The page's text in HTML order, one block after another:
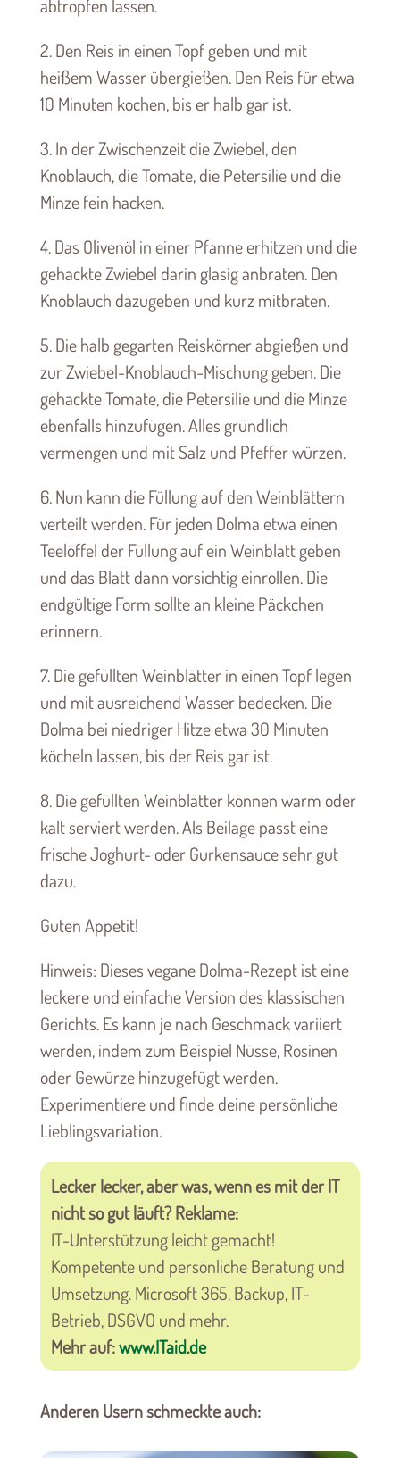
abtropfen lassen.
2. Den Reis in einen Topf geben und mit
heißem Wasser übergießen. Den Reis für etwa
10 Minuten kochen, bis er halb gar ist.
3. In der Zwischenzeit die Zwiebel, den
Knoblauch, die Tomate, die Petersilie und die
Minze fein hacken.
4. Das Olivenöl in einer Pfanne erhitzen und die
gehackte Zwiebel darin glasig anbraten. Den
Knoblauch dazugeben und kurz mitbraten.
5. Die halb gegarten Reiskörner abgießen und
zur Zwiebel-Knoblauch-Mischung geben. Die
gehackte Tomate, die Petersilie und die Minze
ebenfalls hinzufügen. Alles gründlich
vermengen und mit Salz und Pfeffer würzen.
6. Nun kann die Füllung auf den Weinblättern
verteilt werden. Für jeden Dolma etwa einen
Teelöffel der Füllung auf ein Weinblatt geben
und das Blatt dann vorsichtig einrollen. Die
endgültige Form sollte an kleine Päckchen
erinnern.
7. Die gefüllten Weinblätter in einen Topf legen
und mit ausreichend Wasser bedecken. Die
Dolma bei niedriger Hitze etwa 30 Minuten
köcheln lassen, bis der Reis gar ist.
8. Die gefüllten Weinblätter können warm oder
kalt serviert werden. Als Beilage passt eine
frische Joghurt- oder Gurkensauce sehr gut
dazu.
Guten Appetit!
Hinweis: Dieses vegane Dolma-Rezept ist eine
leckere und einfache Version des klassischen
Gerichts. Es kann je nach Geschmack variiert
werden, indem zum Beispiel Nüsse, Rosinen
oder Gewürze hinzugefügt werden.
Experimentiere und finde deine persönliche
Lieblingsvariation.
Lecker lecker, aber was, wenn es mit der IT
nicht so gut läuft? Reklame:
IT-Unterstützung leicht gemacht!
Kompetente und persönliche Beratung und
Umsetzung. Microsoft 365, Backup, IT-
Betrieb, DSGVO und mehr.
Mehr auf:www.ITaid.de
Anderen Usern schmeckte auch: